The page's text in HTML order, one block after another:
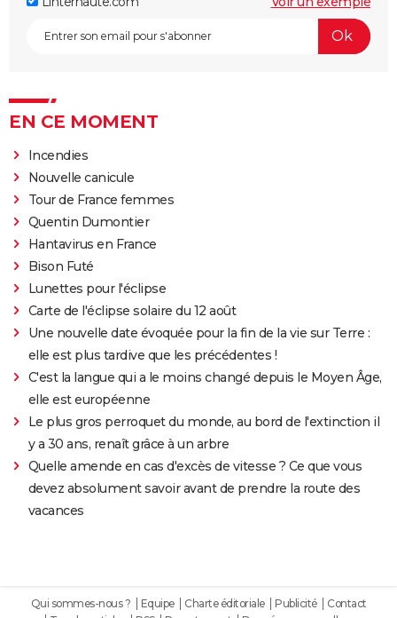
EN CE MOMENT
Incendies
Nouvelle canicule
Tour de France femmes
Quentin Dumontier
Hantavirus en France
Bison Futé
Lunettes pour l'éclipse
Carte de l'éclipse solaire du 12 août
Une nouvelle date évoquée pour la fin de la vie sur Terre :
elle est plus tardive que les précédentes !
C'est la langue qui a le moins changé depuis le Moyen Âge,
elle est européenne
Le plus gros perroquet du monde, au bord de l'extinction il
y a 30 ans, renaît grâce à un arbre
Quelle amende en cas d'excès de vitesse ? Ce que vous
devez absolument savoir avant de prendre la route des
vacances
Qui sommes-nous ? Equipe Charte éditoriale Publicité
Contact